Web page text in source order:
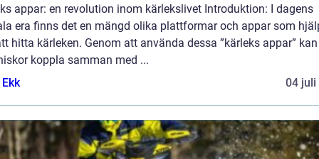
appar: en revolution inom kärlekslivet Introduktion: I dagens
era finns det en mängd olika plattformar och appar som
hitta kärleken. Genom att använda dessa ”kärleks appar” kan
koppla samman med ...
04 juli